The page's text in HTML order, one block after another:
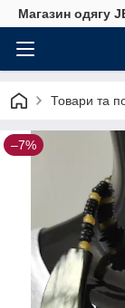
Магазин одягу
Товари та
–7%